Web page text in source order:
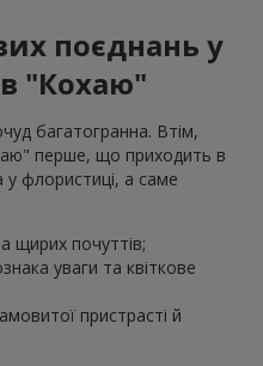
поєднань у
"Кохаю"
багатогранна. Втім,
перше, що приходить в
флористиці, а саме
щирих почуттів;
уваги та квіткове
пристрасті й